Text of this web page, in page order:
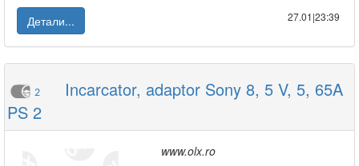
Детали...
27.01|23:39
2
Incarcator, adaptor Sony 8, 5 V, 5, 65A
PS 2
www.olx.ro